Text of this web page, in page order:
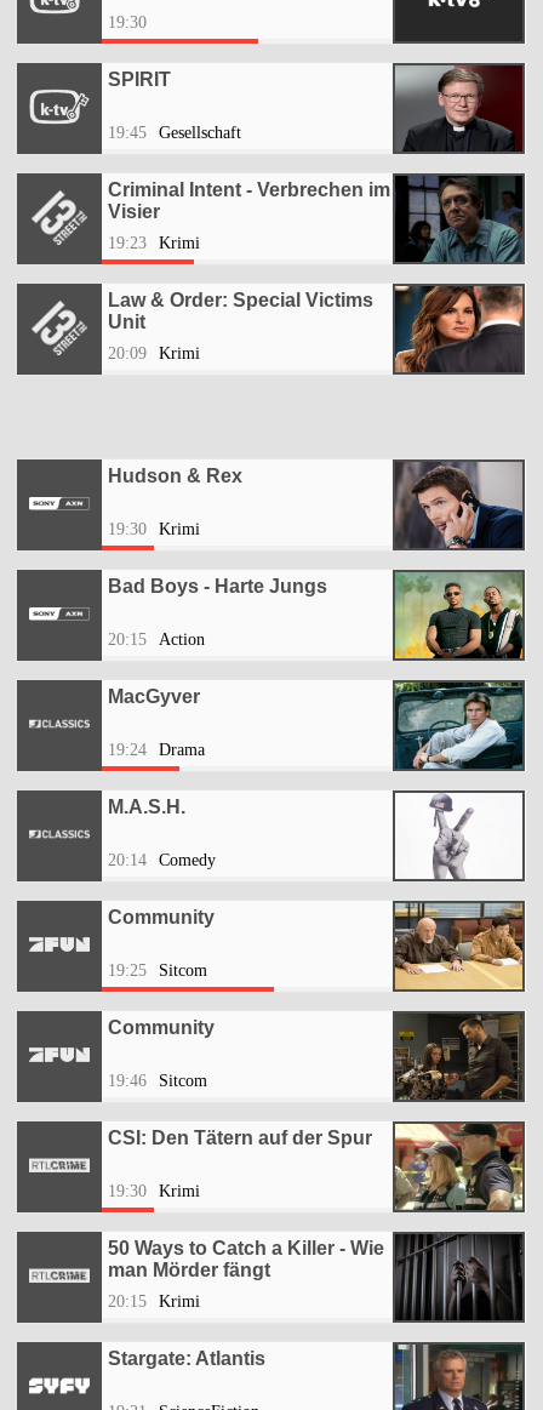
19:30
SPIRIT
19:45 Gesellschaft
Criminal Intent - Verbrechen im
Visier
19:23 Krimi
Law & Order: Special Victims
Unit
20:09 Krimi
Hudson & Rex
19:30 Krimi
Bad Boys - Harte Jungs
20:15 Action
MacGyver
19:24 Drama
M.A.S.H.
20:14 Comedy
Community
19:25 Sitcom
Community
19:46 Sitcom
CSI: Den Tätern auf der Spur
19:30 Krimi
50 Ways to Catch a Killer - Wie
man Mörder fängt
20:15 Krimi
Stargate: Atlantis